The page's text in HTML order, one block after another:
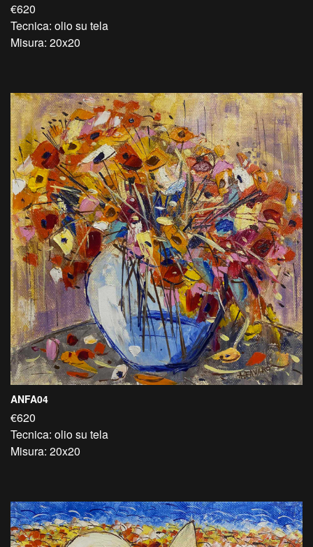
€620
Tecnica: olio su tela
Misura: 20x20
ANFA04
€620
Tecnica: olio su tela
Misura: 20x20